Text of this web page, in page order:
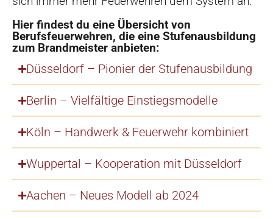
Hier findest du eine Übersicht von
Berufsfeuerwehren, die eine Stufenausbildung
zum Brandmeister anbieten:
Düsseldorf – Pionier der Stufenausbildung
Berlin – Vielfältige Einstiegsmodelle
Köln – Handwerk & Feuerwehr kombiniert
Wuppertal – Kooperation mit Düsseldorf
Aachen – Neues Modell ab 2024